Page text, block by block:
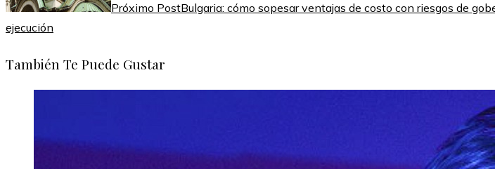
Próximo PostBulgaria: cómo sopesar ventajas de costo con riesgos de
ejecución
También Te Puede Gustar